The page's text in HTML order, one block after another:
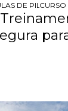
DE